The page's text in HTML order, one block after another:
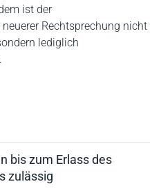
ist der
Rechtsprechung nicht
lediglich
bis zum Erlass des
zulässig